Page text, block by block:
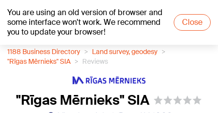
You are using an old version of browser and
some interface won't work. We recommend
you to update your browser!
Close
+12°C
1188 Business Directory
Land survey, geodesy
"Rīgas Mērnieks" SIA
Reviews
"Rīgas Mērnieks" SIA